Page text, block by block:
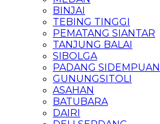
BINJAI
TEBING TINGGI
PEMATANG SIANTAR
TANJUNG BALAI
SIBOLGA
PADANG SIDEMPUAN
GUNUNGSITOLI
ASAHAN
BATUBARA
DAIRI